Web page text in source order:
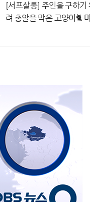
[서프살롱] 주인을 구하기
려 총알을 막은 고양이🐈